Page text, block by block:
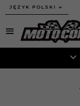
JĘZYK POLSKI